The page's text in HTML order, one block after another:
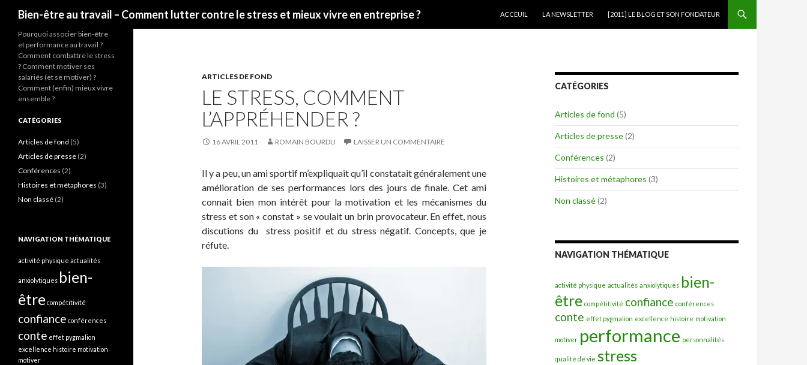
Bien-être au travail – Comment lutter contre le stress et mieux vivre en entreprise ?
ACCEUIL
LA NEWSLETTER [2011] LE BLOG ET SON FONDATEUR
ARTICLES DE FOND
LE STRESS, COMMENT
L’APPRÉHENDER ?
16 AVRIL 2011 ROMAIN BOURDU LAISSER UN COMMENTAIRE
Il y a peu, un ami sportif m’expliquait qu’il constatait généralement une
amélioration de ses performances lors des jours de finale. Cet ami
connait bien mon intérêt pour la motivation et les mécanismes du
stress et son « constat » se voulait un brin provocateur. En effet, nous
discutions du stress positif et du stress négatif. Concepts, que je
réfute.
CATÉGORIES
Articles de fond (5)
Articles de presse(2)
Conférences (2)
Histoires et métaphores (3)
Non classé(2)
NAVIGATION THÉMATIQUE
activité physique actualités anxiolytiques bien-
être compétitivité confiance conférences
conte effet pygmalion excellence histoire motivation
motiver performance personnalités
qualité de vie stress
Pourquoi associer bien-être
et performance au travail ?
Comment combattre le stress
? Comment motiver ses
salariés (et se motiver) ?
Comment (enfin) mieux vivre
ensemble ?
CATÉGORIES
Articles de fond (5)
Articles de presse (2)
Conférences (2)
Histoires et métaphores (3)
Non classé (2)
NAVIGATION THÉMATIQUE
activité physique actualités
anxiolytiques bien-
êtrecompétitivité
confiance conférences
conte effet pygmalion
excellence histoire motivation
motiver